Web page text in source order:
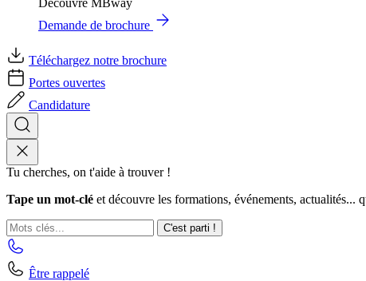
Découvre MBway
Demande de brochure
Téléchargez notre brochure
Portes ouvertes
Candidature
Tu cherches, on t'aide à trouver !
Tape un mot-clé et découvre les formations, événements, actualités...
C'est parti !
Être rappelé